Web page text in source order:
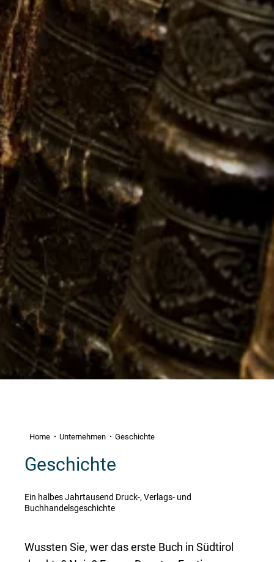
Home Unternehmen Geschichte
Geschichte
Ein halbes Jahrtausend Druck-, Verlags- und
Buchhandelsgeschichte
Wussten Sie, wer das erste Buch in Südtirol